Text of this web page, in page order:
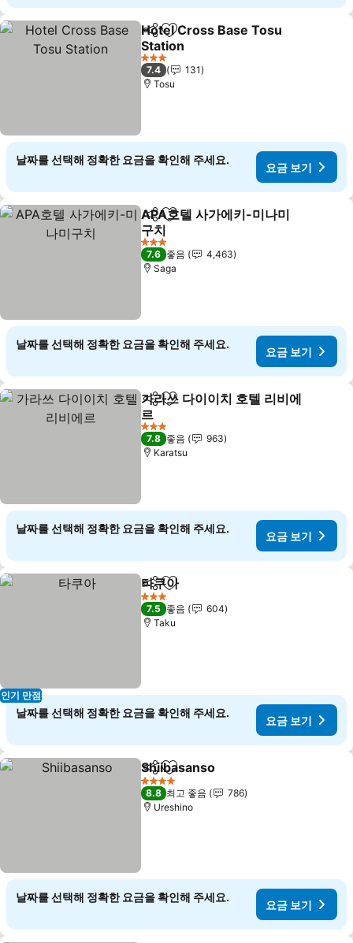
공유 즐겨찾기에 추가
Hotel Cross Base Tosu
Station
3 성급
7.4
131
Tosu
날짜를 선택해 정확한 요금을 확인해 주세요.
요금 보기
공유 즐겨찾기에 추가
APA호텔 사가에키-미나미
구치
3 성급
7.6 좋음
4,463
Saga
날짜를 선택해 정확한 요금을 확인해 주세요.
요금 보기
공유 즐겨찾기에 추가
가라쓰 다이이치 호텔 리비에
르
3 성급
7.8 좋음
963
Karatsu
날짜를 선택해 정확한 요금을 확인해 주세요.
요금 보기
인기 만점
공유 즐겨찾기에 추가
타쿠아
3 성급
7.5 좋음
604
Taku
날짜를 선택해 정확한 요금을 확인해 주세요.
요금 보기
공유 즐겨찾기에 추가
Shiibasanso
4 성급
8.8 최고 좋음
786
Ureshino
날짜를 선택해 정확한 요금을 확인해 주세요.
요금 보기